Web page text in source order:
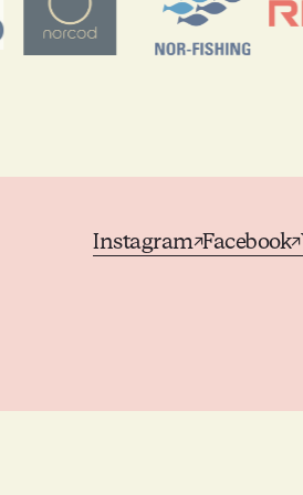
Instagram↗Facebook↗